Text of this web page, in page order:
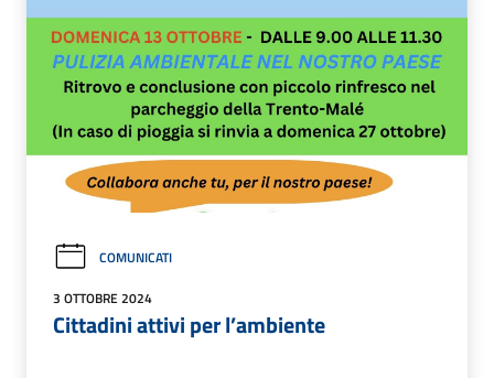
COMUNICATI
3 OTTOBRE 2024
Cittadini attivi per l’ambiente